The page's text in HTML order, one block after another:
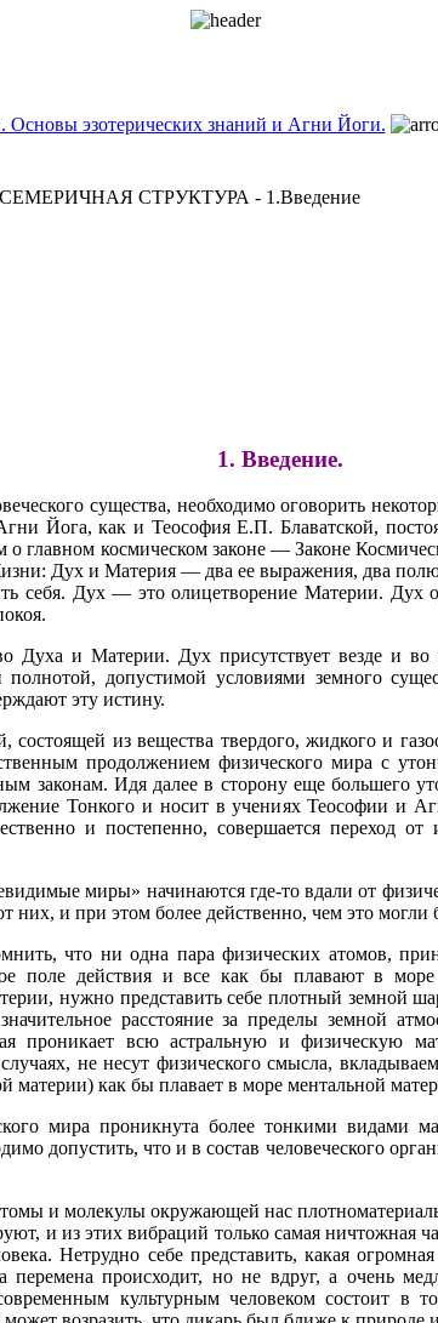
Основы эзотерических знаний и Агни Йоги.
СТРУКТУРА - 1.Введение
1. Введение.
существа, необходимо оговорить
Йога, как и Теософия Е.П. Блаватской,
главном космическом законе — Законе
Дух и Материя — два ее выражения, два
себя. Дух — это олицетворение Материи. Дух
Духа и Материи. Дух присутствует везде и
полнотой, допустимой условиями земного
эту истину.
состоящей из вещества твердого, жидкого и
продолжением физического мира с
законам. Идя далее в сторону еще большего
Тонкого и носит в учениях Теософии и
и постепенно, совершается переход
миры» начинаются где-то вдали от
них, и при этом более действенно, чем это
что ни одна пара физических атомов,
поле действия и все как бы плавают в
нужно представить себе плотный земной
расстояние за пределы земной
проникает всю астральную и физическую
не несут физического смысла,
как бы плавает в море ментальной
мира проникнута более тонкими видами
допустить, что и в состав человеческого
и молекулы окружающей нас
и из этих вибраций только самая ничтожная
Нетрудно себе представить, какая
перемена происходит, но не вдруг, а очень
культурным человеком состоит в